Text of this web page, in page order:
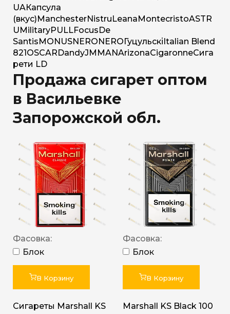
UAКапсула
(вкус) ManchesterNistru Leana MontecristoASTR
U MilitaryPULLFocus De
Santis MONUSNERO NERO Гуцульскі Italian Blend
821 OSCAR DandyJM MANArizonaCigaronneСига
рети LD
Продажа сигарет оптом
в Васильевке
Запорожской обл.
Фасовка:
Блок
В Корзину
Сигареты Marshall KS
Фасовка:
Блок
В Корзину
Marshall KS Black 100